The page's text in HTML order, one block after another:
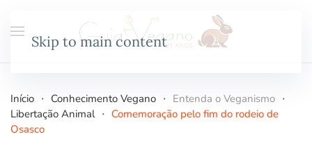
Skip to main content
Início Conhecimento Vegano
Entenda o Veganismo
Libertação Animal
Comemoração pelo fim do rodeio de
Osasco